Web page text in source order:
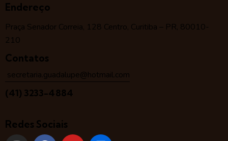
Endereço
Praça Senador Correia, 128 Centro, Curitiba – PR, 80010-
210
Contatos
secretaria.guadalupe@hotmail.com
(41) 3233-4884
Redes Sociais